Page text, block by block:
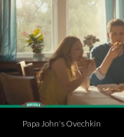
Papa John's Ovechkin